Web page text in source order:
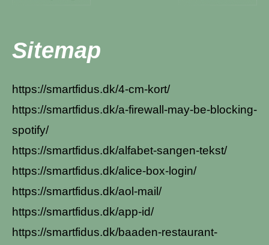
Sitemap
https://smartfidus.dk/4-cm-kort/
https://smartfidus.dk/a-firewall-may-be-blocking-
spotify/
https://smartfidus.dk/alfabet-sangen-tekst/
https://smartfidus.dk/alice-box-login/
https://smartfidus.dk/aol-mail/
https://smartfidus.dk/app-id/
https://smartfidus.dk/baaden-restaurant-